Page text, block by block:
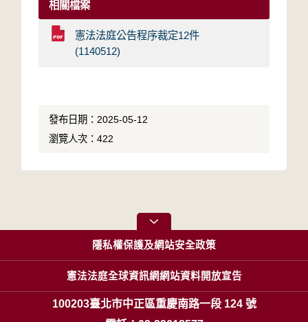
相關檔案
憲法法庭公告程序裁定12件
(1140512)
發布日期：2025-05-12
瀏覽人次：422
隱私權保護及網站安全政策
憲法法庭全球資訊網網站資料開放宣告
100203臺北市中正區重慶南路一段 124 號